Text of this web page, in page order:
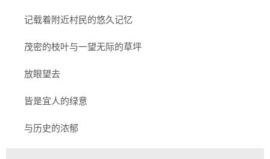
记载着附近村民的悠久记忆
茂密的枝叶与一望无际的草坪
放眼望去
皆是宜人的绿意
与历史的浓郁